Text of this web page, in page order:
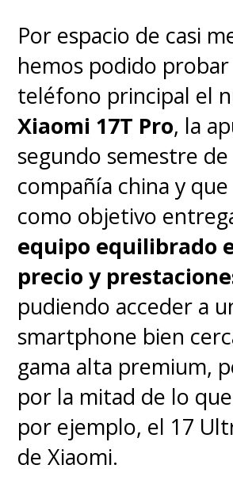
Grosor desplegado de
Por espacio de casi
hemos podido
teléfono principal el
Xiaomi 17T Pro, la
segundo semestre de
compañía china y
como objetivo
equipo equilibrado
precio y
pudiendo acceder a
smartphone bien
gama alta premium,
por la mitad de lo
por ejemplo, el 17
de Xiaomi.